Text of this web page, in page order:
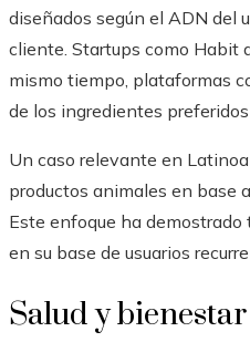
diseñados según el ADN del
cliente. Startups como Habit
mismo tiempo, plataformas
de los ingredientes
Un caso relevante en
productos animales en base
Este enfoque ha
en su base de usuarios
Salud y